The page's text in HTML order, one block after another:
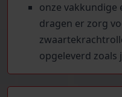
onze vakkundige
dragen er zorg
opgeleverd zoals